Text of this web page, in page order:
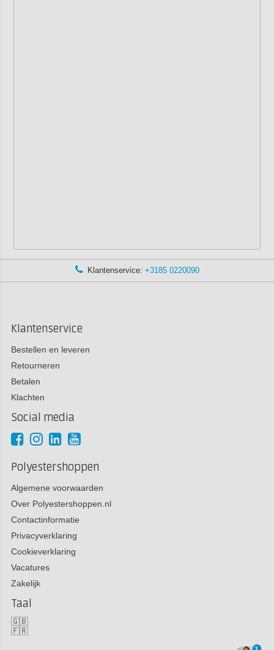
Klantenservice: +3185 0220090
Klantenservice
Bestellen en leveren
Retourneren
Betalen
Klachten
Social media
Polyestershoppen
Algemene voorwaarden
Over Polyestershoppen.nl
Contactinformatie
Privacyverklaring
Cookieverklaring
Vacatures
Zakelijk
Taal
🇬🇧
🇫🇷